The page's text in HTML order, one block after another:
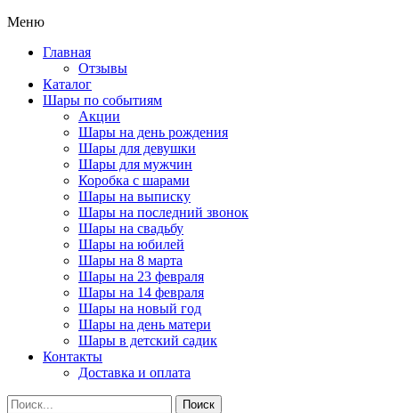
Меню
Главная
Отзывы
Каталог
Шары по событиям
Акции
Шары на день рождения
Шары для девушки
Шары для мужчин
Коробка с шарами
Шары на выписку
Шары на последний звонок
Шары на свадьбу
Шары на юбилей
Шары на 8 марта
Шары на 23 февраля
Шары на 14 февраля
Шары на новый год
Шары на день матери
Шары в детский садик
Контакты
Доставка и оплата
Поиск